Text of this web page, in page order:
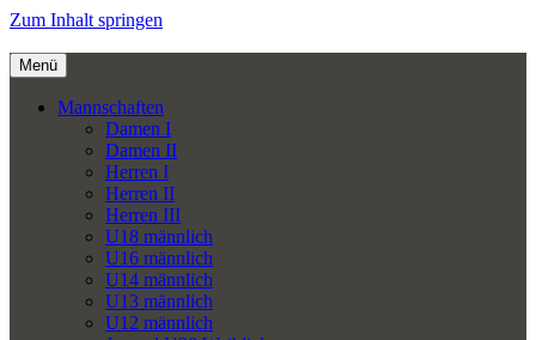
Zum Inhalt springen
Menü
Mannschaften
Damen I
Damen II
Herren I
Herren II
Herren III
U18 männlich
U16 männlich
U14 männlich
U13 männlich
U12 männlich